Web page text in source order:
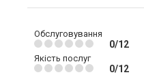
Обслуговування
0/12
Якість послуг
0/12